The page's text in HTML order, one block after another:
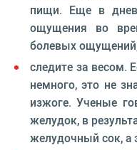
пищи. Еще в
ощущения во
болевых
следите за весом.
немного, это не
изжоге. Ученые
желудок, в
желудочный сок, а